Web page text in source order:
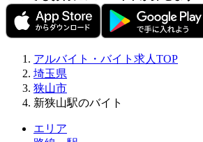
アルバイト・バイト求人TOP
埼玉県
狭山市
新狭山駅のバイト
エリア